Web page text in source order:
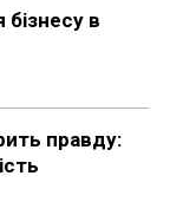
в
правду: